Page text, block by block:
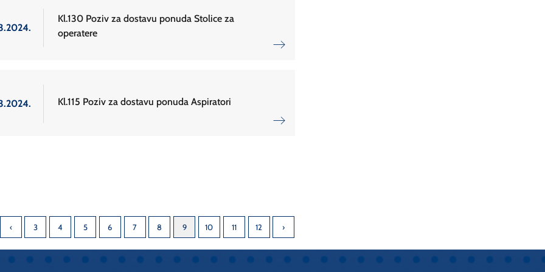
Kl.130 Poziv za dostavu ponuda Stolice za
operatere
Kl.115 Poziv za dostavu ponuda Aspiratori
3 4 5 6 7 8 9 10 11 12